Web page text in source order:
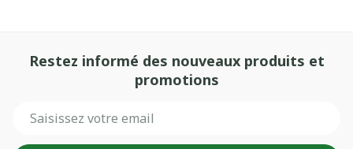
Restez informé des nouveaux produits et
promotions